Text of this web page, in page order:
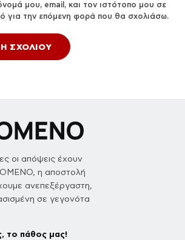
μου, email, και τον ιστότοπο μου σε
για την επόμενη φορά που θα σχολιάσω.
οι απόψεις έχουν
η αποστολή
ανεπεξέργαστη,
σε γεγονότα
το πάθος μας!